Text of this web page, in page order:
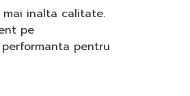
inalta calitate.
pe
pentru